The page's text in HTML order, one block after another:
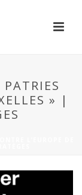
» |